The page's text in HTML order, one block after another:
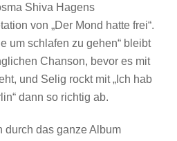
Shiva Hagens
von „Der Mond hatte frei“.
um schlafen zu gehen“ bleibt
Chanson, bevor es mit
und Selig rockt mit „Ich hab
dann so richtig ab.
durch das ganze Album